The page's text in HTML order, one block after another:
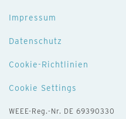
Impressum
Datenschutz
Cookie-Richtlinien
Cookie Settings
WEEE-Reg.-Nr. DE 69390330